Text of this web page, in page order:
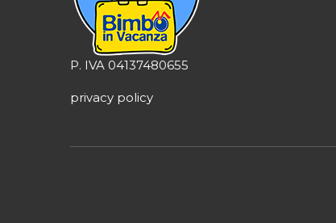
P. IVA 04137480655
privacy policy